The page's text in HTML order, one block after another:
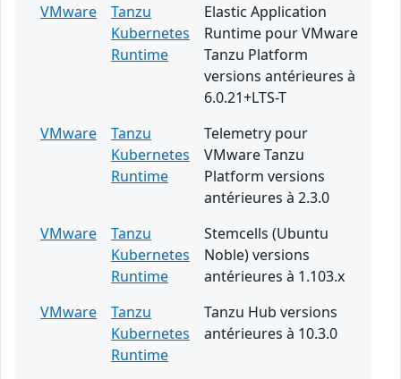
VMware
Tanzu
Kubernetes
Runtime
Elastic Application
Runtime pour VMware
Tanzu Platform
versions antérieures à
6.0.21+LTS-T
VMware
Tanzu
Kubernetes
Runtime
Telemetry pour
VMware Tanzu
Platform versions
antérieures à 2.3.0
VMware
Tanzu
Kubernetes
Runtime
Stemcells (Ubuntu
Noble) versions
antérieures à 1.103.x
VMware
Tanzu
Kubernetes
Runtime
Tanzu Hub versions
antérieures à 10.3.0